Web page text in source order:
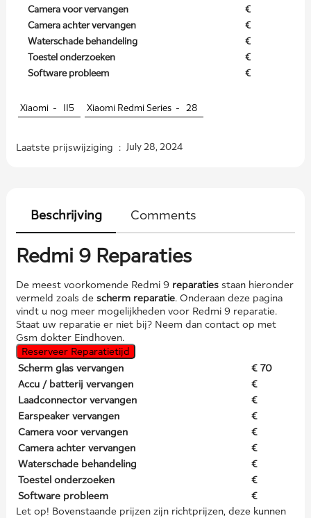
Camera voor vervangen
€
Camera achter vervangen
€
Waterschade behandeling
€
Toestel onderzoeken
€
Software probleem
€
Xiaomi - 115 Xiaomi Redmi Series - 28
Laatste prijswijziging : July 28, 2024
Beschrijving Comments
Redmi 9 Reparaties
De meest voorkomende Redmi 9 reparatiesstaan hieronder
vermeld zoals de scherm reparatie. Onderaan deze pagina
vindt u nog meer mogelijkheden voor Redmi 9 reparatie.
Staat uw reparatie er niet bij? Neem dan contact op met
Gsm dokter Eindhoven.
Reserveer Reparatietijd
Scherm glas vervangen
€ 70
Accu / batterij vervangen
€
Laadconnector vervangen
€
Earspeaker vervangen
€
Camera voor vervangen
€
Camera achter vervangen
€
Waterschade behandeling
€
Toestel onderzoeken
€
Software probleem
€
Let op! Bovenstaande prijzen zijn richtprijzen, deze kunnen